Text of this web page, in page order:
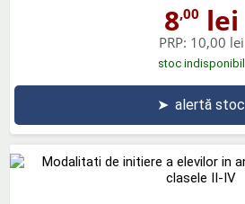
8,00 lei
PRP: 10,00 lei
stoc indisponibil
➤ alertă stoc